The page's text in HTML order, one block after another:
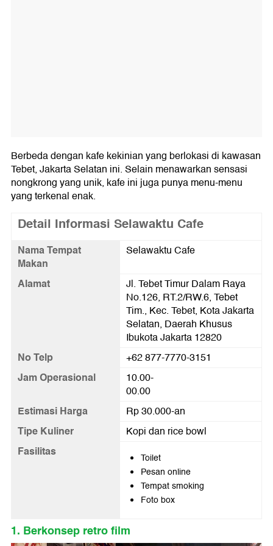
Berbeda dengan kafe kekinian yang berlokasi di kawasan
Tebet, Jakarta Selatan ini. Selain menawarkan sensasi
nongkrong yang unik, kafe ini juga punya menu-menu
yang terkenal enak.
Detail Informasi Selawaktu Cafe
Nama Tempat
Makan
Selawaktu Cafe
Alamat
Jl. Tebet Timur Dalam Raya
No.126, RT.2/RW.6, Tebet
Tim., Kec. Tebet, Kota Jakarta
Selatan, Daerah Khusus
Ibukota Jakarta 12820
No Telp +62 877-7770-3151
Jam Operasional
10.00-
00.00
Estimasi Harga Rp 30.000-an
Tipe Kuliner Kopi dan rice bowl
Fasilitas
Toilet
Pesan online
Tempat smoking
Foto box
1. Berkonsep retro film